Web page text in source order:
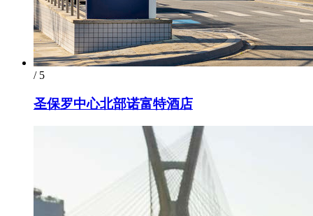
/ 5
圣保罗中心北部诺富特酒店